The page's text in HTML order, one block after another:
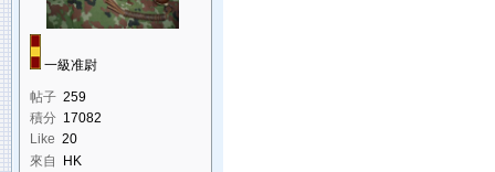
一級准尉
帖子 259
積分 17082
Like 20
來自
HK